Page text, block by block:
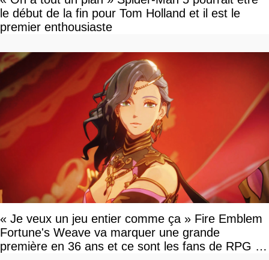
le début de la fin pour Tom Holland et il est le
premier enthousiaste
« Je veux un jeu entier comme ça » Fire Emblem
Fortune's Weave va marquer une grande
première en 36 ans et ce sont les fans de RPG en